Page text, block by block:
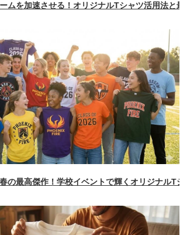
ムを加速させる！オリジナルTシャツ活用法
の最高傑作！学校イベントで輝くオリジナル